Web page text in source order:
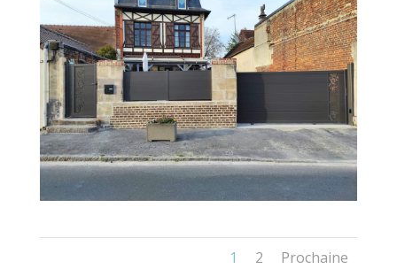
1 2 Prochaine